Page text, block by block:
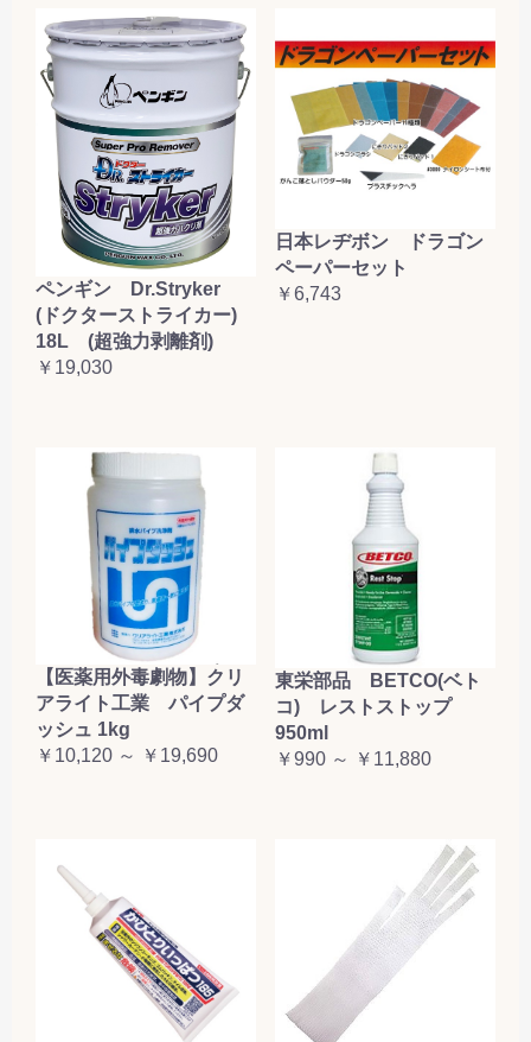
ペンギン Dr.Stryker
(ドクターストライカー)
18L (超強力剥離剤)
￥19,030
日本レヂボン ドラゴン
ペーパーセット
￥6,743
【医薬用外毒劇物】クリ
アライト工業 パイプダ
ッシュ 1kg
￥10,120 ～ ￥19,690
東栄部品 BETCO(ベト
コ) レストストップ
950ml
￥990 ～ ￥11,880